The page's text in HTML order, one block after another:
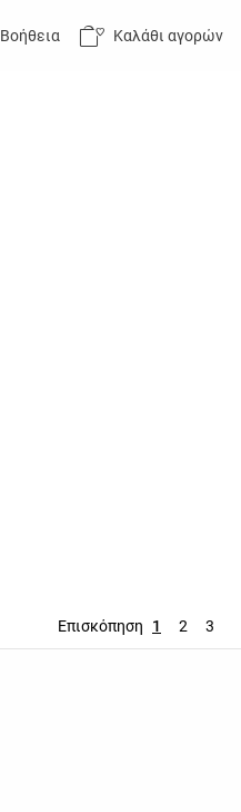
Βοήθεια Καλάθι αγορών
Wide leg
Επισκόπηση 1 2 3